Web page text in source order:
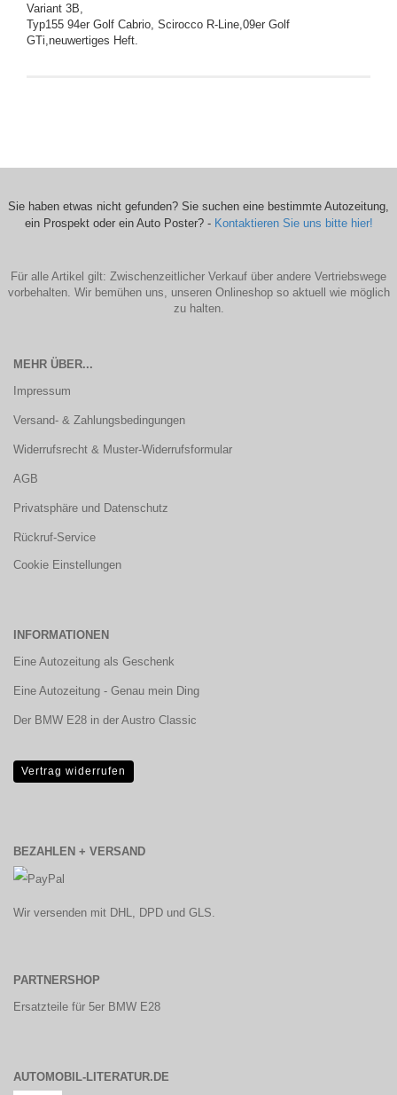
Variant 3B,
Typ155 94er Golf Cabrio, Scirocco R-Line,09er Golf
GTi,neuwertiges Heft.
Sie haben etwas nicht gefunden? Sie suchen eine bestimmte Autozeitung,
ein Prospekt oder ein Auto Poster? - Kontaktieren Sie uns bitte hier!
Für alle Artikel gilt: Zwischenzeitlicher Verkauf über andere Vertriebswege
vorbehalten. Wir bemühen uns, unseren Onlineshop so aktuell wie möglich
zu halten.
MEHR ÜBER...
Impressum
Versand- & Zahlungsbedingungen
Widerrufsrecht & Muster-Widerrufsformular
AGB
Privatsphäre und Datenschutz
Rückruf-Service
Cookie Einstellungen
INFORMATIONEN
Eine Autozeitung als Geschenk
Eine Autozeitung - Genau mein Ding
Der BMW E28 in der Austro Classic
Vertrag widerrufen
BEZAHLEN + VERSAND
Wir versenden mit DHL, DPD und GLS.
PARTNERSHOP
Ersatzteile für 5er BMW E28
AUTOMOBIL-LITERATUR.DE